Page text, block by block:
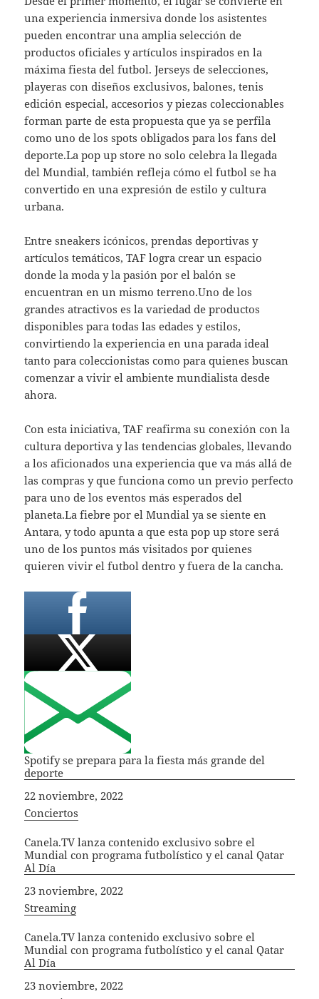
una experiencia inmersiva donde los asistentes
pueden encontrar una amplia selección de
productos oficiales y artículos inspirados en la
máxima fiesta del futbol. Jerseys de selecciones,
playeras con diseños exclusivos, balones, tenis
edición especial, accesorios y piezas coleccionables
forman parte de esta propuesta que ya se perfila
como uno de los spots obligados para los fans del
deporte.La pop up store no solo celebra la llegada
del Mundial, también refleja cómo el futbol se ha
convertido en una expresión de estilo y cultura
urbana.
Entre sneakers icónicos, prendas deportivas y
artículos temáticos, TAF logra crear un espacio
donde la moda y la pasión por el balón se
encuentran en un mismo terreno.Uno de los
grandes atractivos es la variedad de productos
disponibles para todas las edades y estilos,
convirtiendo la experiencia en una parada ideal
tanto para coleccionistas como para quienes buscan
comenzar a vivir el ambiente mundialista desde
ahora.
Con esta iniciativa, TAF reafirma su conexión con la
cultura deportiva y las tendencias globales, llevando
a los aficionados una experiencia que va más allá de
las compras y que funciona como un previo perfecto
para uno de los eventos más esperados del
planeta.La fiebre por el Mundial ya se siente en
Antara, y todo apunta a que esta pop up store será
uno de los puntos más visitados por quienes
quieren vivir el futbol dentro y fuera de la cancha.
Spotify se prepara para la fiesta más grande del
deporte
Fecha
22 noviembre, 2022
In relation to
Conciertos
Canela.TV lanza contenido exclusivo sobre el
Mundial con programa futbolístico y el canal Qatar
Al Día
Fecha
23 noviembre, 2022
In relation to
Streaming
Canela.TV lanza contenido exclusivo sobre el
Mundial con programa futbolístico y el canal Qatar
Al Día
Fecha
23 noviembre, 2022